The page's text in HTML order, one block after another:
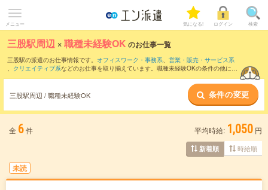
メニュー 気になる! ログイン 検索
三股駅周辺 ×職種未経験OK のお仕事一覧
三股駅の派遣のお仕事情報です。 オフィスワーク・事務系、 営業・販売・サービス系
、 クリエイティブ系などのお仕事を取り揃えています。職種未経験OKの条件の他に、
三股駅周辺 / 職種未経験OK 条件の変更
全 6件 平均時給: 1,050 円
新着順 時給順
未読